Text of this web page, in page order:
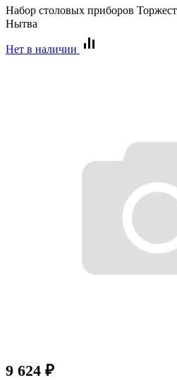
Набор столовых приборов
Нытва
Нет в наличии
9 624 ₽